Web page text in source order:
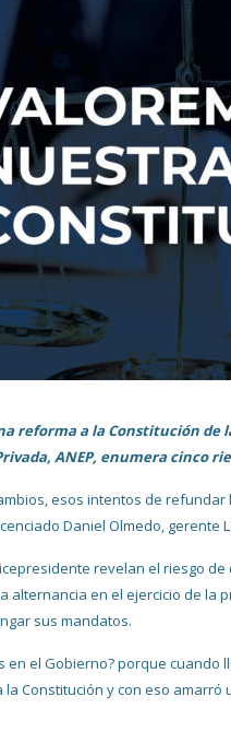
reforma a la Constitución de
ANEP, enumera cinco
esos intentos de
Daniel Olmedo, gerente
revelan el riesgo
alternancia en el ejercicio de la
sus mandatos.
el Gobierno? porque cuando
Constitución y con eso amarró